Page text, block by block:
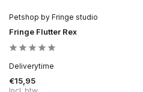
Petshop by Fringe studio
Fringe Flutter Rex
Deliverytime
€15,95